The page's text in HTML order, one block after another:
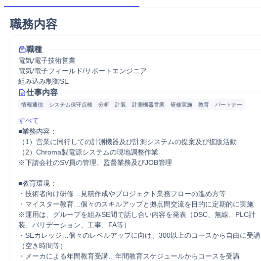
職務内容
職種
電気/電子技術営業
電気/電子フィールド/サポートエンジニア
組み込み制御SE
仕事内容
情報通信 システム保守点検 分析 計装 計測機器営業 研修実施 教育 パートナー
すべて
■業務内容：
（1）営業に同行しての計測機器及び計測システムの提案及び拡販活動
（2）Chroma製電源システムの現地調整作業
※下請会社のSV員の管理、監督業務及びJOB管理
■教育環境：
・技術者向け研修…見積作成やプロジェクト業務フローの進め方等
・マイスター教育…個々のスキルアップと拠点間交流を目的に定期的に実施
※運用は、グループを組みSE間で話し合い内容を発表（DSC、無線、PLC計
装、バリデーション、工事、FA等）
・SEカレッジ…個々のレベルアップに向け、300以上のコースから自由に受講
（空き時間等）
・メーカによる年間教育受講…年間教育スケジュールからコースを受講